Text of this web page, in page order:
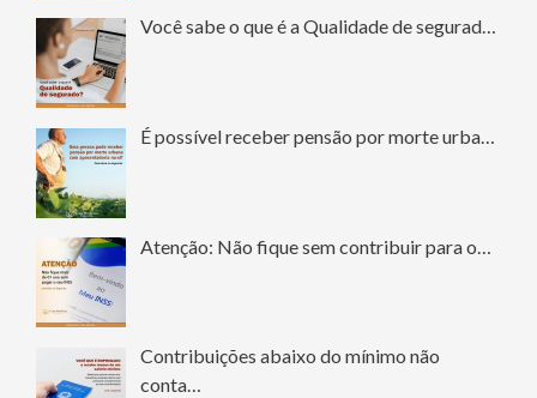
Você sabe o que é a Qualidade de segurad…
É possível receber pensão por morte urba…
Atenção: Não fique sem contribuir para o…
Contribuições abaixo do mínimo não
conta…